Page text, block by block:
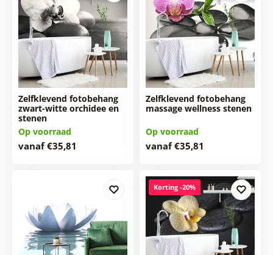
Zelfklevend fotobehang
zwart-witte orchidee en
stenen
Op voorraad
vanaf €35,81
Zelfklevend fotobehang
massage wellness stenen
Op voorraad
vanaf €35,81
Korting -20%